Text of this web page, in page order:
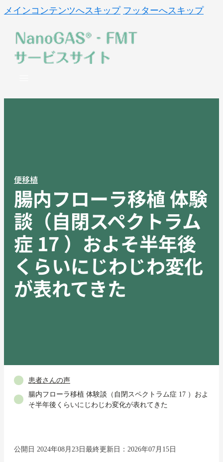
メインコンテンツへスキップ フッターへスキップ
便移植
腸内フローラ移植 体験
談（自閉スペクトラム
症 17 ）およそ半年後
くらいにじわじわ変化
が表れてきた
患者さんの声
腸内フローラ移植 体験談（自閉スペクトラム症 17 ）およ
そ半年後くらいにじわじわ変化が表れてきた
公開日 2024年08月23日最終更新日：2026年07月15日